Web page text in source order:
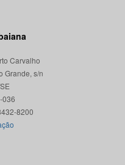
Carvalho
Grande, s/n
036